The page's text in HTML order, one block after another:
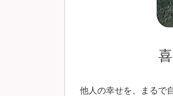
他人の幸せを、まるで